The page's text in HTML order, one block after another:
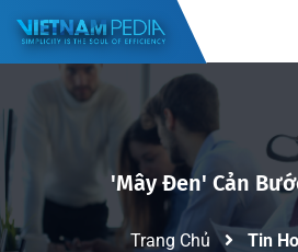
'mây Đen' Cản
Trang Chủ Tin